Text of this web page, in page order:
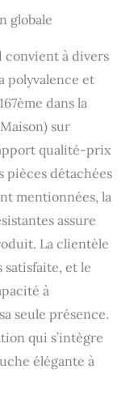
globale
convient à divers
polyvalence et
dans la
sur
qualité-prix
pièces détachées
mentionnées, la
assure
La clientèle
satisfaite, et le
à
seule présence.
qui s’intègre
élégante à